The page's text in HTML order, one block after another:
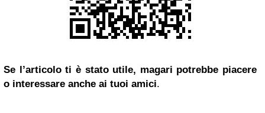
Se l’articolo ti è stato utile, magari potrebbe piacere
o interessare anche ai tuoi amici.